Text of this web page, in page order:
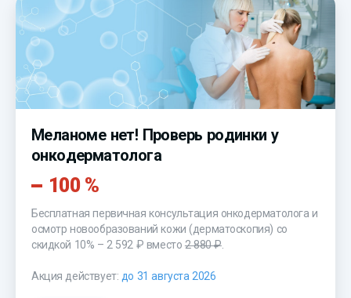
Меланоме нет! Проверь родинки у
онкодерматолога
100 %
Бесплатная первичная консультация онкодерматолога и
осмотр новообразований кожи (дерматоскопия) со
скидкой 10% – 2 592 ₽ вместо 2 880 ₽.
Акция действует: до 31 августа 2026